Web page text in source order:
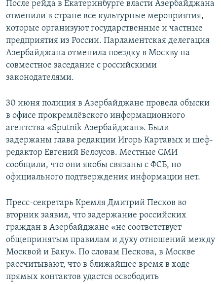
После рейда в Екатеринбурге власти Азербайджана
отменили в стране все культурные мероприятия,
которые организуют государственные и частные
предприятия из России. Парламентская делегация
Азербайджана отменила поездку в Москву на
совместное заседание с российскими
законодателями.
30 июня полиция в Азербайджане провела обыски
в офисе прокремлёвского информационного
агентства «Sputnik Азербайджан». Были
задержаны глава редакции Игорь Картавых и шеф-
редактор Евгений Белоусов. Местные СМИ
сообщили, что они якобы связаны с ФСБ, но
официального подтверждения информации нет.
Пресс-секретарь Кремля Дмитрий Песков во
вторник заявил, что задержание российских
граждан в Азербайджане «не соответствует
общепринятым правилам и духу отношений между
Москвой и Баку». По словам Пескова, в Москве
рассчитывают, что в ближайшее время в ходе
прямых контактов удастся освободить